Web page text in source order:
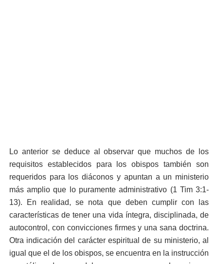
Lo anterior se deduce al observar que muchos de los
requisitos establecidos para los obispos también son
requeridos para los diáconos y apuntan a un ministerio
más amplio que lo puramente administrativo (1 Tim 3:1-
13). En realidad, se nota que deben cumplir con las
características de tener una vida íntegra, disciplinada, de
autocontrol, con convicciones firmes y una sana doctrina.
Otra indicación del carácter espiritual de su ministerio, al
igual que el de los obispos, se encuentra en la instrucción